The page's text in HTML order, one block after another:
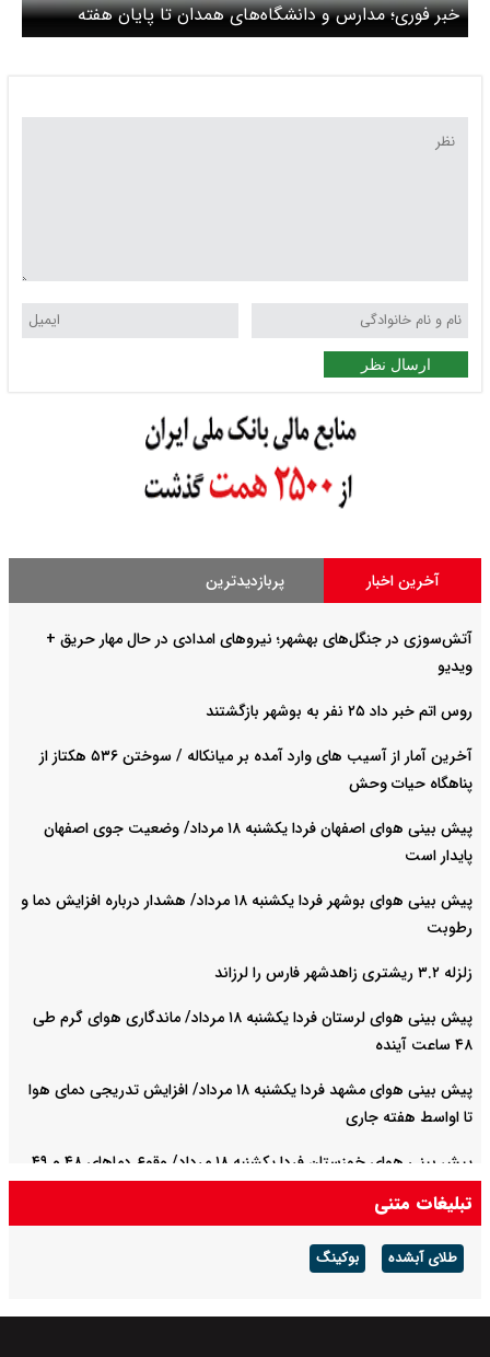
خبر فوری؛ مدارس و دانشگاه‌های همدان تا پایان هفته
تعطیل شد
ارسال نظر
آخرین اخبار پربازدیدترین
آتش‌سوزی در جنگل‌های بهشهر؛ نیرو‌های امدادی در حال مهار حریق +
ویدیو
روس اتم خبر داد ۲۵ نفر به بوشهر بازگشتند
آخرین آمار از آسیب های وارد آمده بر میانکاله / سوختن ۵۳۶ هکتاز از
پناهگاه حیات وحش
پیش بینی هوای اصفهان فردا یکشنبه ۱۸ مرداد/ وضعیت جوی اصفهان
پایدار است
پیش بینی هوای بوشهر فردا یکشنبه ۱۸ مرداد/ هشدار درباره افزایش دما و
رطوبت
زلزله ۳.۲ ریشتری زاهدشهر فارس را لرزاند
پیش بینی هوای لرستان فردا یکشنبه ۱۸ مرداد/ ماندگاری هوای گرم طی
۴۸ ساعت آینده
پیش بینی هوای مشهد فردا یکشنبه ۱۸ مرداد/ افزایش تدریجی دمای هوا
تا اواسط هفته جاری
پیش بینی هوای خوزستان فردا یکشنبه ۱۸ مرداد/ وقوع دما‌های ۴۸ و ۴۹
کاهش می‌یابد
تبلیغات متنی
طلای آبشده بوکینگ